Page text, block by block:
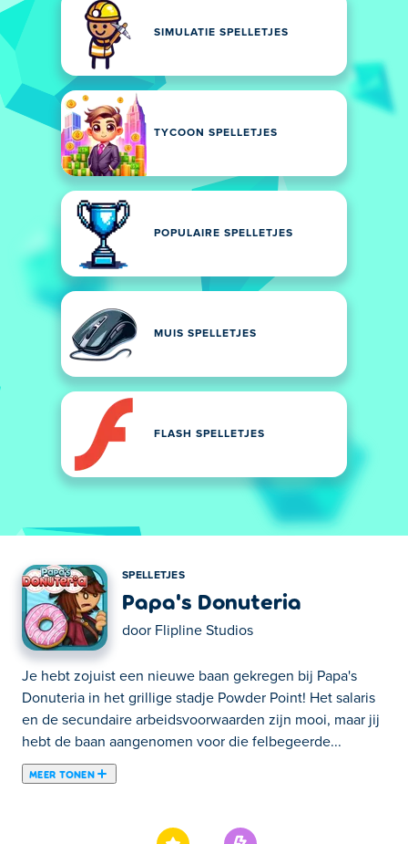
SIMULATIE SPELLETJES
TYCOON SPELLETJES
POPULAIRE SPELLETJES
MUIS SPELLETJES
FLASH SPELLETJES
SPELLETJES
Papa's Donuteria
door Flipline Studios
Je hebt zojuist een nieuwe baan gekregen bij Papa's
Donuteria in het grillige stadje Powder Point! Het salaris
en de secundaire arbeidsvoorwaarden zijn mooi, maar jij
hebt de baan aangenomen voor die felbegeerde...
MEER TONEN
en de secundaire arbeidsvoorwaarden zijn mooi, maar jij